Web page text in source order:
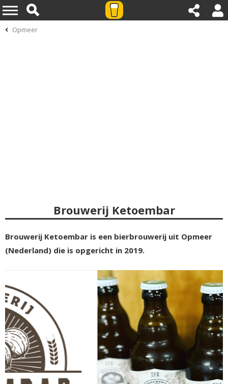
Opmeer
Brouwerij Ketoembar
Brouwerij Ketoembar is een bierbrouwerij uit Opmeer
(Nederland) die is opgericht in 2019.